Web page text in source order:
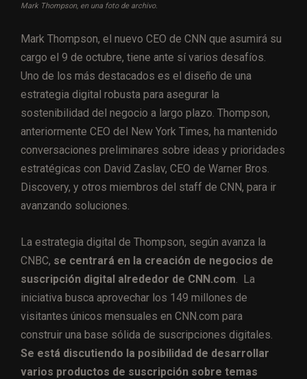
Mark Thompson, en una foto de archivo.
Mark Thompson, el nuevo CEO de CNN que asumirá su
cargo el 9 de octubre, tiene ante sí varios desafíos.
Uno de los más destacados es el diseño de una
estrategia digital robusta para asegurar la
sostenibilidad del negocio a largo plazo. Thompson,
anteriormente CEO del New York Times, ha mantenido
conversaciones preliminares sobre ideas y prioridades
estratégicas con David Zaslav, CEO de Warner Bros.
Discovery, y otros miembros del staff de CNN, para ir
avanzando soluciones.
La estrategia digital de Thompson, según avanza la
CNBC, se centrará en la creación de negocios de
suscripción digital alrededor de CNN.com . La
iniciativa busca aprovechar los 149 millones de
visitantes únicos mensuales en CNN.com para
construir una base sólida de suscripciones digitales.
Se está discutiendo la posibilidad de desarrollar
varios productos de suscripción sobre temas